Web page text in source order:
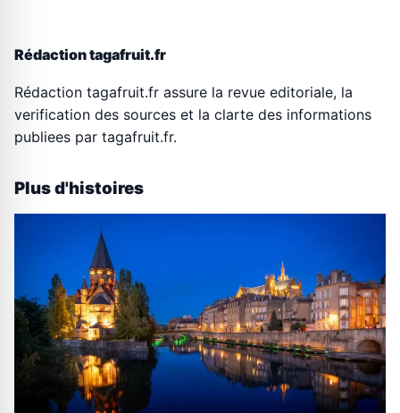
Rédaction tagafruit.fr
Rédaction tagafruit.fr assure la revue editoriale, la
verification des sources et la clarte des informations
publiees par tagafruit.fr.
Plus d'histoires